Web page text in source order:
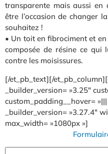
transparente mais aussi en
être l’occasion de changer
souhaitez !
• Un toit en fibrociment et
composée de résine ce qui
contre les moisissures.
[/et_pb_text][/
_builder_version= »3.25″
custom_padding__hover=
_builder_version= »3.27.4″
max_width= »1080px »]